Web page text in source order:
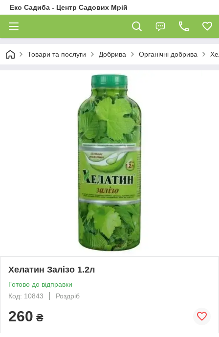
Еко Садиба - Центр Садових Мрій
Товари та послуги Добрива Органічні добрива
Хелатин Залізо 1.2л
Готово до відправки
Код: 10843
Роздріб
260 ₴